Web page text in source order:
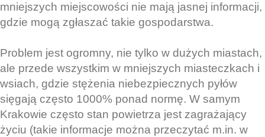
mniejszych miejscowości nie mają jasnej informacji,
gdzie mogą zgłaszać takie gospodarstwa.
Problem jest ogromny, nie tylko w dużych miastach,
ale przede wszystkim w mniejszych miasteczkach i
wsiach, gdzie stężenia niebezpiecznych pyłów
sięgają często 1000% ponad normę. W samym
Krakowie często stan powietrza jest zagrażający
życiu (takie informacje można przeczytać m.in. w